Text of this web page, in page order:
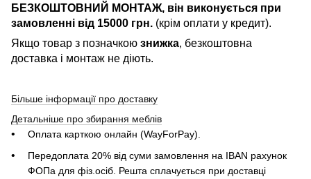
БЕЗКОШТОВНИЙ МОНТАЖ, він виконується при
замовленні від 15000 грн. (крім оплати у кредит).
Якщо товар з позначкою знижка, безкоштовна
доставка і монтаж не діють.
Більше інформації про доставку
Детальніше про збирання меблів
Оплата карткою онлайн (WayForPay).
Передоплата 20% від суми замовлення на IBAN рахунок
ФОПа для фіз.осіб. Решта сплачується при доставці